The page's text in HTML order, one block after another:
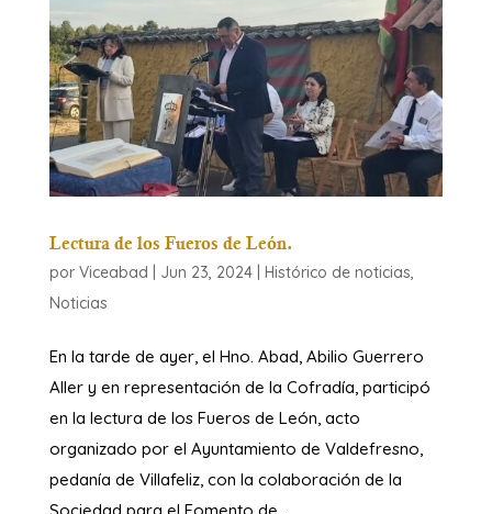
Lectura de los Fueros de León.
por Viceabad Jun 23, 2024| Histórico de noticias,
Noticias
En la tarde de ayer, el Hno. Abad, Abilio Guerrero
Aller y en representación de la Cofradía, participó
en la lectura de los Fueros de León, acto
organizado por el Ayuntamiento de Valdefresno,
pedanía de Villafeliz, con la colaboración de la